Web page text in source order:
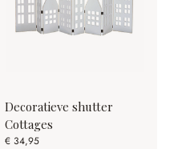
Decoratieve shutter
Cottages
€ 34,95